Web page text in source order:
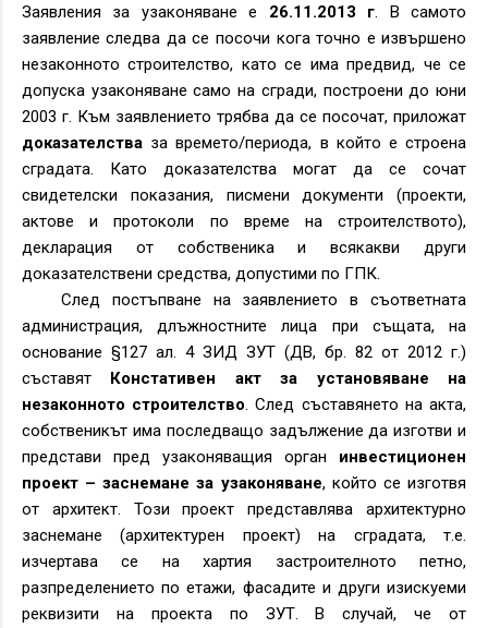
Заявления за узаконяване е 26.11.2013 г . В самото
заявление следва да се посочи кога точно е извършено
незаконното строителство, като се има предвид, че се
допуска узаконяване само на сгради, построени до юни
2003 г. Към заявлението трябва да се посочат, приложат
доказателстваза времето/периода, в който е строена
сградата. Като доказателства могат да се сочат
свидетелски показания, писмени документи (проекти,
актове и протоколи по време на строителството),
декларация от собственика и всякакви други
доказателствени средства, допустими по ГПК.
След постъпване на заявлението в съответната
администрация, длъжностните лица при същата, на
основание §127 ал. 4 ЗИД ЗУТ (ДВ,бр. 82 от 2012 г.)
съставят Констативен акт за установяване на
незаконното строителство . След съставянето на акта,
собственикът има последващо задължение да изготви и
представи пред узаконяващия орган инвестиционен
проект – заснемане за узаконяване, който се изготвя
от архитект. Този проект представлява архитектурно
заснемане (архитектурен проект) на сградата, т.е.
изчертава се на хартия застроителното петно,
разпределението по етажи, фасадите и други изискуеми
реквизити на проекта по ЗУТ. В случай, че от